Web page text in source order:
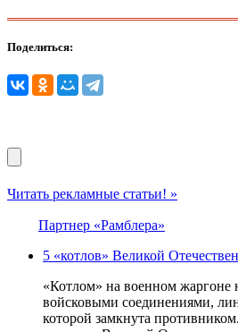
Поделиться:
Читать рекламные статьи! »
Партнер «Рамблера»
5 «котлов» Великой
«Котлом» на военном жаргоне
войсковыми соединениями,
которой замкнута